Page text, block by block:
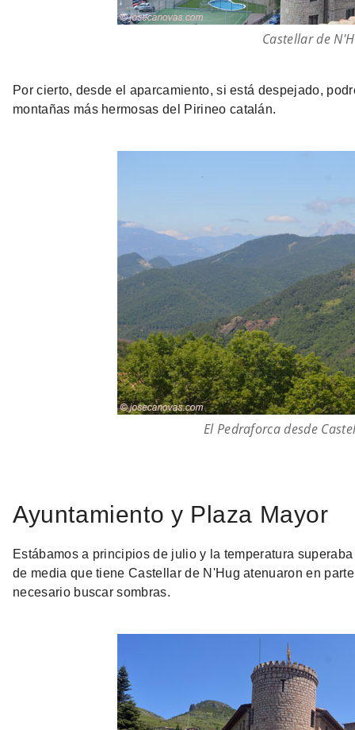
Castellar de
Por cierto, desde el aparcamiento, si está despejado,
montañas más hermosas del Pirineo catalán.
El Pedraforca desde
Ayuntamiento y Plaza Mayor
Estábamos a principios de julio y la temperatura
de media que tiene Castellar de N'Hug atenuaron en
necesario buscar sombras.